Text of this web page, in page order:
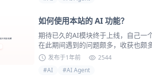
如何使用本站的 AI 功能？
期待已久的AI模块终于上线，自己一
在此期间遇到的问题颇多，收获也颇
后续将在此基础上慢慢进行功能迭代
能，一个是正常的聊天，该聊天有一
分析、小红书文案、称谓计算等，这
发布于1年前
2544
#AI #AI Agent